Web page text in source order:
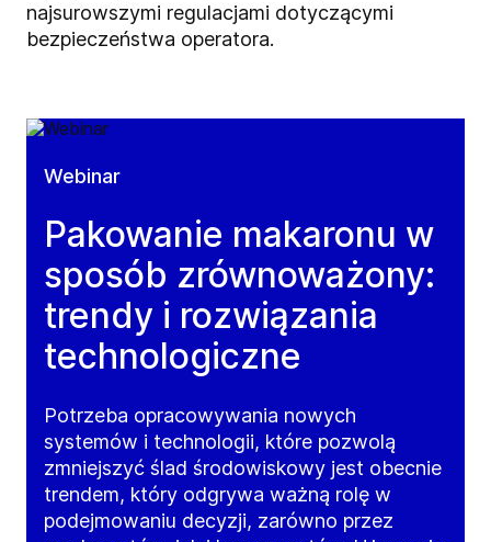
najsurowszymi regulacjami dotyczącymi
bezpieczeństwa operatora.
Webinar
Pakowanie makaronu w
sposób zrównoważony:
trendy i rozwiązania
technologiczne
Potrzeba opracowywania nowych
systemów i technologii, które pozwolą
zmniejszyć ślad środowiskowy jest obecnie
trendem, który odgrywa ważną rolę w
podejmowaniu decyzji, zarówno przez